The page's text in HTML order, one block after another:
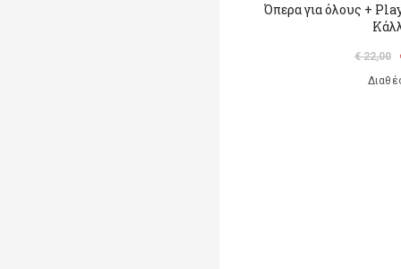
Όπερα για όλους +
€ 22,00